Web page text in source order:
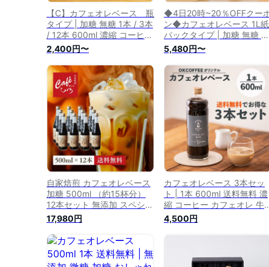
【C】カフェオレベース 瓶
タイプ | 加糖 無糖 1本 / 3本
/ 12本 600ml 濃縮 コーヒー
無添加 カフェオレ 牛乳 手
軽 子供 プレゼント カフェ
ベース カフェラテ コーヒー
ベース ボトル 人気 加糖 希
釈 瓶 おしゃれ 甘い
okcoffee
2,400円〜
◆4日20時~20％OFFクー
ン◆カフェオレベース 1L紙
パックタイプ | 加糖 無糖 2
本 / 4本 / 12本 1000ml 濃縮
コーヒー 無添加 カフェオレ
大容量 家庭用 プレゼント
カフェベース カフェラテ コ
ーヒーベース 紙パック 甘い
okcoffee
5,480円〜
自家焙煎 カフェオレベース
加糖 500ml （約15杯分）
12本セット 無添加 スペシャ
ルティコーヒー 濃縮 カフェ
ラテ カフェオレ コーヒー
珈琲 おしゃれ 人気 瓶 牛乳
リキッドコーヒー カフェベ
ース ミルクコーヒー ボトル
17,980円
カフェオレベース 3本セッ
ト | 1本 600ml 送料無料 濃
縮 コーヒー カフェオレ 牛
乳 手軽 子供 プレゼント カ
フェベース まとめ買い カフ
ェオレ カフェラテ コーヒ
微糖 アイス 希釈 瓶 おしゃ
4,500円